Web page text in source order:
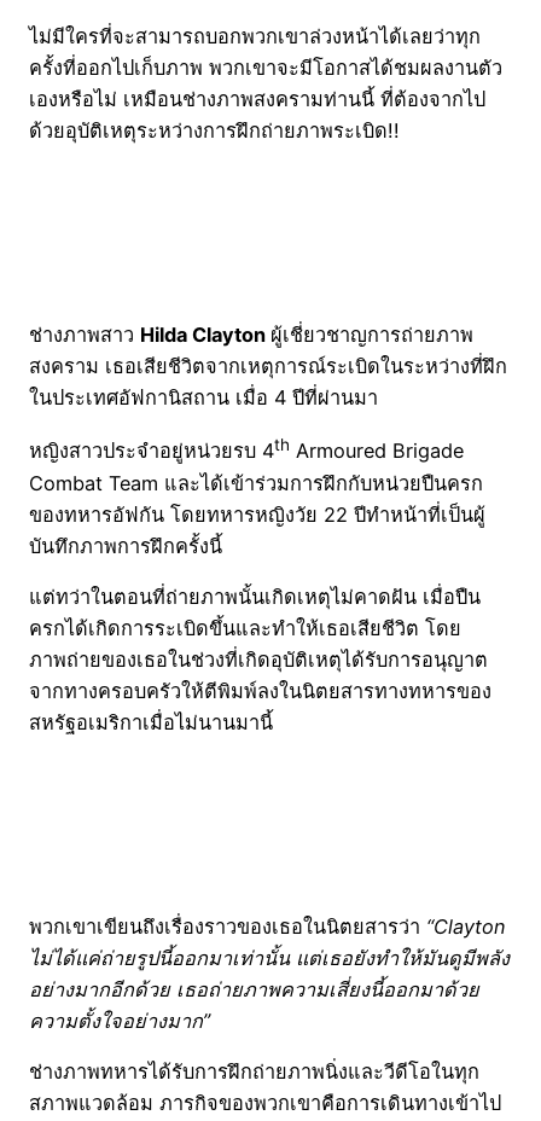
ไม่มีใครที่จะสามารถบอกพวกเขาล่วงหน้าได้เลยว่าทุก
ครั้งที่ออกไปเก็บภาพ พวกเขาจะมีโอกาสได้ชมผลงานตัว
เองหรือไม่ เหมือนช่างภาพสงครามท่านนี้ ที่ต้องจากไป
ด้วยอุบัติเหตุระหว่างการฝึกถ่ายภาพระเบิด!!
ช่างภาพสาว Hilda Clayton ผู้เชี่ยวชาญการถ่ายภาพ
สงคราม เธอเสียชีวิตจากเหตุการณ์ระเบิดในระหว่างที่ฝึก
ในประเทศอัฟกานิสถาน เมื่อ 4 ปีที่ผ่านมา
หญิงสาวประจำอยู่หน่วยรบ 4th Armoured Brigade
Combat Team และได้เข้าร่วมการฝึกกับหน่วยปืนครก
ของทหารอัฟกัน โดยทหารหญิงวัย 22 ปีทำหน้าที่เป็นผู้
บันทึกภาพการฝึกครั้งนี้
แต่ทว่าในตอนที่ถ่ายภาพนั้นเกิดเหตุไม่คาดฝัน เมื่อปืน
ครกได้เกิดการระเบิดขึ้นและทำให้เธอเสียชีวิต โดย
ภาพถ่ายของเธอในช่วงที่เกิดอุบัติเหตุได้รับการอนุญาต
จากทางครอบครัวให้ตีพิมพ์ลงในนิตยสารทางทหารของ
สหรัฐอเมริกาเมื่อไม่นานมานี้
พวกเขาเขียนถึงเรื่องราวของเธอในนิตยสารว่า “Clayton
ไม่ได้แค่ถ่ายรูปนี้ออกมาเท่านั้น แต่เธอยังทำให้มันดูมีพลัง
อย่างมากอีกด้วย เธอถ่ายภาพความเสี่ยงนี้ออกมาด้วย
ความตั้งใจอย่างมาก”
ช่างภาพทหารได้รับการฝึกถ่ายภาพนิ่งและวีดีโอในทุก
สภาพแวดล้อม ภารกิจของพวกเขาคือการเดินทางเข้าไป